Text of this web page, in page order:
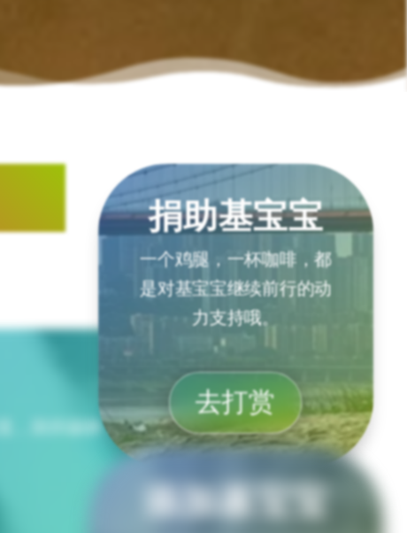
，回归寂静。
捐助基宝宝
一个鸡腿，一杯咖啡，都
是对基宝宝继续前行的动
力支持哦。
去打赏
添加基宝宝